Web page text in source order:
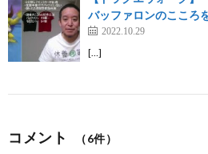
バッファロンのこころ
2022.10.29
[…]
コメント （6件）